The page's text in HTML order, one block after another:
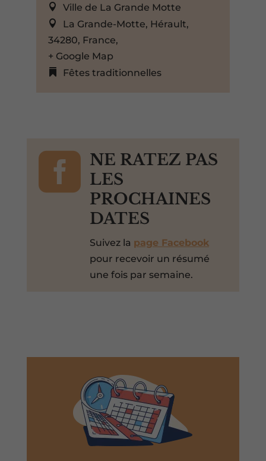
Ville de La Grande Motte
La Grande-Motte, Hérault,
34280, France,
+ Google Map
Fêtes traditionnelles

NE RATEZ PAS
LES
PROCHAINES
DATES
Suivez la page Facebook
pour recevoir un résumé
une fois par semaine.